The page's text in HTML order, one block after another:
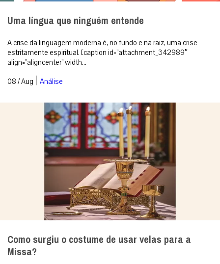
Uma língua que ninguém entende
A crise da linguagem moderna é, no fundo e na raiz, uma crise
estritamente espiritual. [caption id=”attachment_342989″
align=”aligncenter” width...
08 / Aug | Análise
Como surgiu o costume de usar velas para a
Missa?